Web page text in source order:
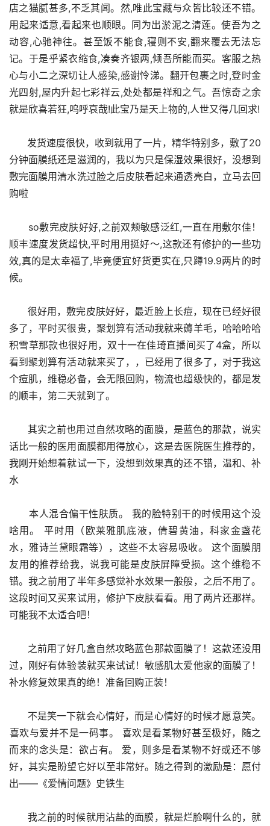
店之猫腻甚多,不乏其闻。然,唯此宝藏与众皆比较还不错。
用起来适意,看起来也顺眼。同为出淤泥之清莲。使吾为之
动容,心驰神往。甚至饭不能食,寝则不安,翻来覆去无法忘
记。于是乎紧衣缩食,凑奏齐银两,倾吾所能而买。客服之热
心与小二之深切让人感染,感谢怜涕。翻开包裹之时,登时金
光四射,屋内升起七彩祥云,处处都是祥和之气。吾惊奇之余
就是欣喜若狂,呜呼哀哉!此宝乃是天上物的,人世又得几回求!
分钟面膜纸还是滋润的，我以为只是保湿效果很好，没想到
敷完面膜用清水洗过脸之后皮肤看起来通透亮白，立马去回
购啦
顺丰速度发货超快,平时用用挺好～,这款还有修护的一些功
效,真的是太幸福了,毕竟便宜好货更实在,只蹲19.9两片的时
候。
多了，平时买很贵，聚划算有活动我就来薅羊毛，哈哈哈哈
积雪草那款也很好用，双十一在佳琦直播间买了4盒，所以
看到聚划算有活动就来买了，，已经用了很多了，对于我这
个痘肌，维稳必备，会无限回购，物流也超级快的，都是发
的顺丰，第二天就到了。
话比一般的医用面膜都用得放心，这是去医院医生推荐的，
我刚开始想着就试一下，没想到效果真的还不错，温和、补
水
啥用。 平时用（欧莱雅肌底液，倩碧黄油，科家金盏花
水，雅诗兰黛眼霜等），这些不太容易吸收。 这个面膜朋
友用的推荐给我，说我可能是皮肤屏障受损。这个维稳不
错。我之前用了半年多感觉补水效果一般般，之后不用了。
这段时间又买来试用，修护下皮肤看看。用了两片还那样。
可能我不太适合吧！
过，刚好有体验装就买来试试！敏感肌太爱他家的面膜了！
补水修复效果真的绝！准备回购正装！
​​喜欢与爱并不是一码事。 喜欢是看某物好甚至极好，随之
而来的念头是：欲占有。 爱，则多是看某物不好或还不够
好，其实是盼望它好以至非常好。随之得到的激励是：愿付
出——《爱情问题》史铁生